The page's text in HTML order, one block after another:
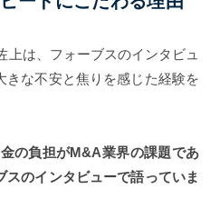
上は、フォーブスのインタビュ
きな不安と焦りを感じた経験を
の負担がM&A業界の課題であ
のインタビューで語っていま